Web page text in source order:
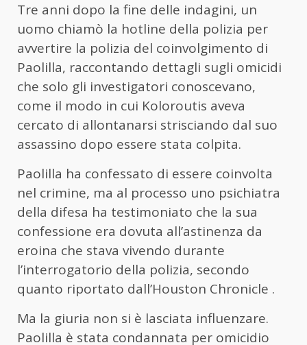
Tre anni dopo la fine delle indagini, un
uomo chiamò la hotline della polizia per
avvertire la polizia del coinvolgimento di
Paolilla, raccontando dettagli sugli omicidi
che solo gli investigatori conoscevano,
come il modo in cui Koloroutis aveva
cercato di allontanarsi strisciando dal suo
assassino dopo essere stata colpita.
Paolilla ha confessato di essere coinvolta
nel crimine, ma al processo uno psichiatra
della difesa ha testimoniato che la sua
confessione era dovuta all’astinenza da
eroina che stava vivendo durante
l’interrogatorio della polizia, secondo
quanto riportato dall’Houston Chronicle .
Ma la giuria non si è lasciata influenzare.
Paolilla è stata condannata per omicidio